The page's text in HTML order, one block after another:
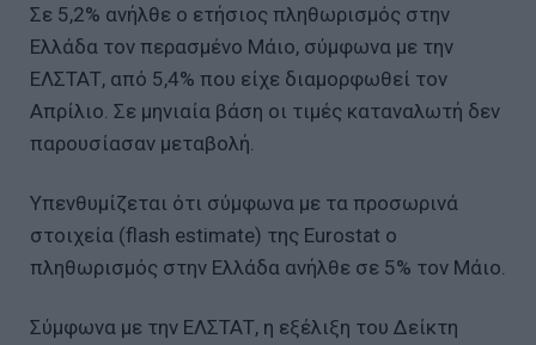
Σε 5,2% ανήλθε ο ετήσιος πληθωρισμός στην
Ελλάδα τον περασμένο Μάιο, σύμφωνα με την
ΕΛΣΤΑΤ, από 5,4% που είχε διαμορφωθεί τον
Απρίλιο. Σε μηνιαία βάση οι τιμές καταναλωτή δεν
παρουσίασαν μεταβολή.
Υπενθυμίζεται ότι σύμφωνα με τα προσωρινά
στοιχεία (flash estimate) της Eurostat ο
πληθωρισμός στην Ελλάδα ανήλθε σε 5% τον Μάιο.
Σύμφωνα με την ΕΛΣΤΑΤ, η εξέλιξη του Δείκτη